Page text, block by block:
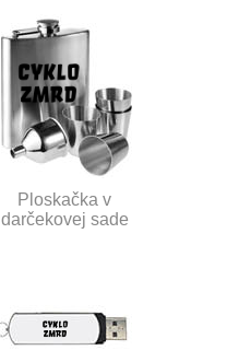
Ploskačka v
darčekovej sade